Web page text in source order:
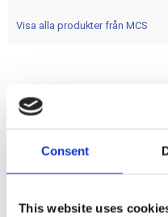
Consent
This website uses
Visa alla produkter från MCS
- Black painted steel -
Dela med dig
F
e